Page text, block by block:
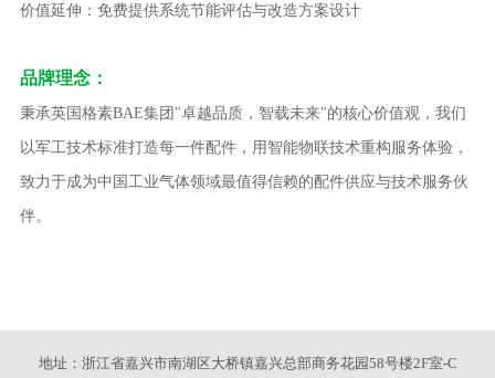
价值延伸：免费提供系统节能评估与改造方案设计
品牌理念：
秉承英国格素BAE集团"卓越品质，智载未来"的核心价值观，我们
以军工技术标准打造每一件配件，用智能物联技术重构服务体验，
致力于成为中国工业气体领域最值得信赖的配件供应与技术服务伙
伴。
地址：浙江省嘉兴市南湖区大桥镇嘉兴总部商务花园58号楼2F室-C